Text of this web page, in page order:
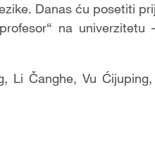
Danas ću posetiti
na univerzitetu
Li Čanghe, Vu